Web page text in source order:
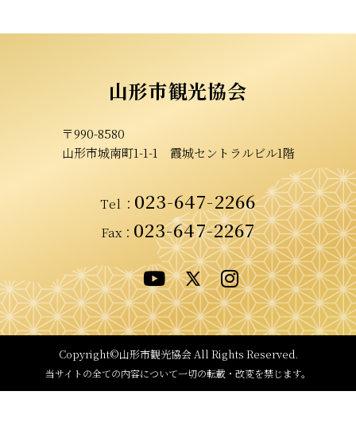
山形市観光協会
〒990-8580
山形市城南町1-1-1 霞城セントラルビル1階
Tel ： 023-647-2266
Fax： 023-647-2267
Copyright©山形市観光協会All Rights Reserved.
当サイトの全ての内容について一切の転載・改変を禁じます。